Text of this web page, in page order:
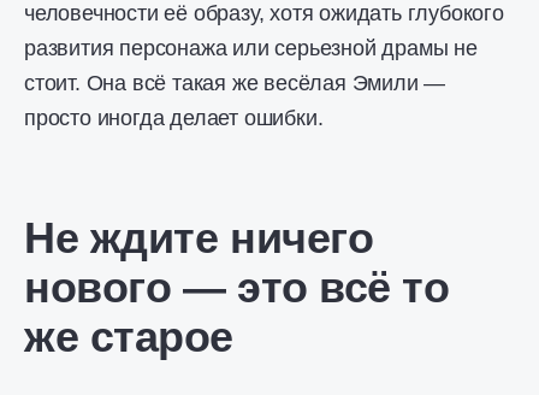
человечности её образу, хотя ожидать глубокого
развития персонажа или серьезной драмы не
стоит. Она всё такая же весёлая Эмили —
просто иногда делает ошибки.
Не ждите ничего
нового — это всё то
же старое